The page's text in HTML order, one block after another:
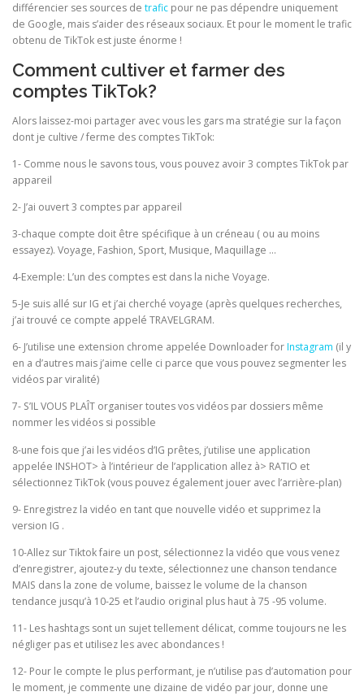
différencier ses sources de trafic pour ne pas dépendre uniquement
de Google, mais s’aider des réseaux sociaux. Et pour le moment le trafic
obtenu de TikTok est juste énorme !
Comment cultiver et farmer des
comptes TikTok?
Alors laissez-moi partager avec vous les gars ma stratégie sur la façon
dont je cultive / ferme des comptes TikTok:
1- Comme nous le savons tous, vous pouvez avoir 3 comptes TikTok par
appareil
2- J’ai ouvert 3 comptes par appareil
3-chaque compte doit être spécifique à un créneau ( ou au moins
essayez). Voyage, Fashion, Sport, Musique, Maquillage …
4-Exemple: L’un des comptes est dans la niche Voyage.
5-Je suis allé sur IG et j’ai cherché voyage (après quelques recherches,
j’ai trouvé ce compte appelé TRAVELGRAM.
6- J’utilise une extension chrome appelée Downloader forInstagram (il y
en a d’autres mais j’aime celle ci parce que vous pouvez segmenter les
vidéos par viralité)
7- S’IL VOUS PLAÎT organiser toutes vos vidéos par dossiers même
nommer les vidéos si possible
8-une fois que j’ai les vidéos d’IG prêtes, j’utilise une application
appelée INSHOT> à l’intérieur de l’application allez à> RATIO et
sélectionnez TikTok (vous pouvez également jouer avec l’arrière-plan)
9- Enregistrez la vidéo en tant que nouvelle vidéo et supprimez la
version IG .
10-Allez sur Tiktok faire un post, sélectionnez la vidéo que vous venez
d’enregistrer, ajoutez-y du texte, sélectionnez une chanson tendance
MAIS dans la zone de volume, baissez le volume de la chanson
tendance jusqu’à 10-25 et l’audio original plus haut à 75 -95 volume.
11- Les hashtags sont un sujet tellement délicat, comme toujours ne les
négliger pas et utilisez les avec abondances !
12- Pour le compte le plus performant, je n’utilise pas d’automation pour
le moment, je commente une dizaine de vidéo par jour, donne une